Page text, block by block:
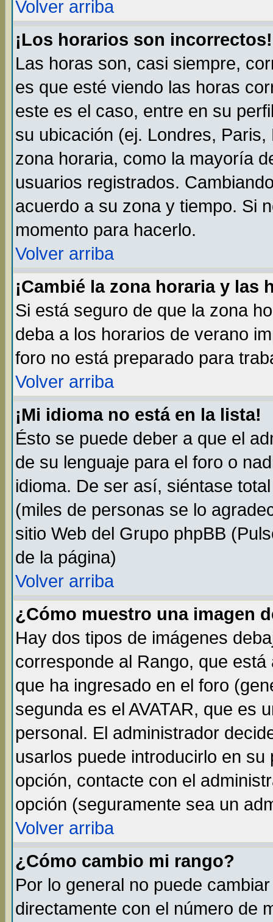
Volver arriba
¡Los horarios son incorrectos!
Las horas son, casi siempre,
es que esté viendo las horas
este es el caso, entre en su
su ubicación (ej. Londres,
zona horaria, como la mayoría
usuarios registrados.
acuerdo a su zona y tiempo. Si
momento para hacerlo.
Volver arriba
¡Cambié la zona horaria y
Si está seguro de que la zona
deba a los horarios de verano
foro no está preparado para
Volver arriba
¡Mi idioma no está en la lista!
Ésto se puede deber a que el
de su lenguaje para el foro o
idioma. De ser así, siéntase
(miles de personas se lo
sitio Web del Grupo phpBB
de la página)
Volver arriba
¿Cómo muestro una imagen
Hay dos tipos de imágenes
corresponde al Rango, que
que ha ingresado en el foro
segunda es el AVATAR, que es
personal. El administrador
usarlos puede introducirlo en
opción, contacte con el
opción (seguramente sea un
Volver arriba
¿Cómo cambio mi rango?
Por lo general no puede
directamente con el número de